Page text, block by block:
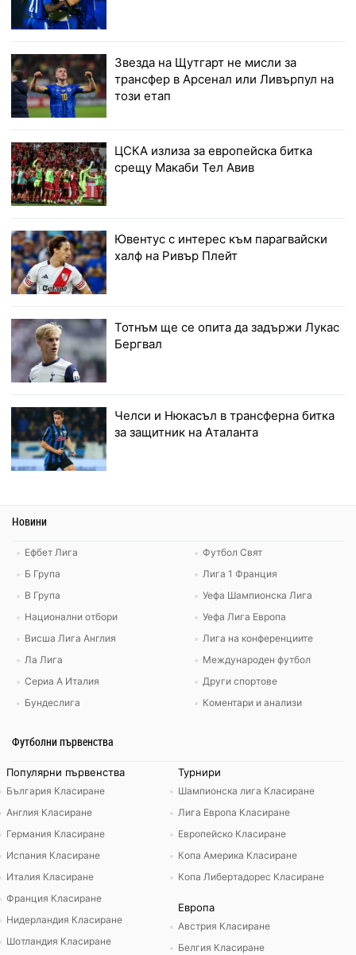
Звезда на Щутгарт не мисли за
трансфер в Арсенал или Ливърпул на
този етап
ЦСКА излиза за европейска битка
срещу Макаби Тел Авив
Ювентус с интерес към парагвайски
халф на Ривър Плейт
Тотнъм ще се опита да задържи Лукас
Бергвал
Челси и Нюкасъл в трансферна битка
за защитник на Аталанта
Новини
Ефбет Лига
Б Група
В Група
Национални отбори
Висша Лига Англия
Ла Лига
Сериа А Италия
Бундеслига
Футбол Свят
Лига 1 Франция
Уефа Шампионска Лига
Уефа Лига Европа
Лига на конференциите
Международен футбол
Други спортове
Коментари и анализи
Футболни първенства
Популярни първенства
България Класиране
Англия Класиране
Германия Класиране
Испания Класиране
Италия Класиране
Франция Класиране
Нидерландия Класиране
Шотландия Класиране
Турнири
Шампионска лига Класиране
Лига Европа Класиране
Европейско Класиране
Копа Америка Класиране
Копа Либертадорес Класиране
Европа
Австрия Класиране
Белгия Класиране